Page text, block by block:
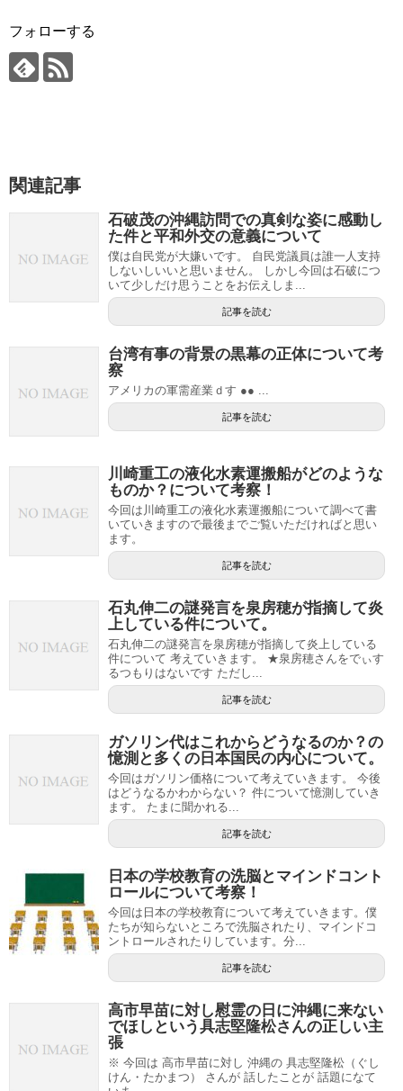
フォローする
関連記事
石破茂の沖縄訪問での真剣な姿に感動し
た件と平和外交の意義について
僕は自民党が大嫌いです。 自民党議員は誰一人支持
しないしいいと思いません。 しかし今回は石破につ
いて少しだけ思うことをお伝えしま...
記事を読む
台湾有事の背景の黒幕の正体について考
察
アメリカの軍需産業ｄす ●● ...
記事を読む
川崎重工の液化水素運搬船がどのような
ものか？について考察！
今回は川崎重工の液化水素運搬船について調べて書
いていきますので最後までご覧いただければと思い
ます。
記事を読む
石丸伸二の謎発言を泉房穂が指摘して炎
上している件について。
石丸伸二の謎発言を泉房穂が指摘して炎上している
件について 考えていきます。 ★泉房穂さんをでぃす
るつもりはないです ただし...
記事を読む
ガソリン代はこれからどうなるのか？の
憶測と多くの日本国民の内心について。
今回はガソリン価格について考えていきます。 今後
はどうなるかわからない？ 件について憶測していき
ます。 たまに聞かれる...
記事を読む
日本の学校教育の洗脳とマインドコント
ロールについて考察！
今回は日本の学校教育について考えていきます。僕
たちが知らないところで洗脳されたり、マインドコ
ントロールされたりしています。分...
記事を読む
高市早苗に対し慰霊の日に沖縄に来ない
でほしという具志堅隆松さんの正しい主
張
※ 今回は 高市早苗に対し 沖縄の 具志堅隆松（ぐし
けん・たかまつ） さんが 話したことが 話題になて